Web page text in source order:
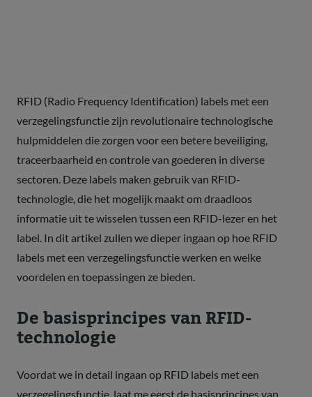
RFID (Radio Frequency Identification) labels met een
verzegelingsfunctie zijn revolutionaire technologische
hulpmiddelen die zorgen voor een betere beveiliging,
traceerbaarheid en controle van goederen in diverse
sectoren. Deze labels maken gebruik van RFID-
technologie, die het mogelijk maakt om draadloos
informatie uit te wisselen tussen een RFID-lezer en het
label. In dit artikel zullen we dieper ingaan op hoe RFID
labels met een verzegelingsfunctie werken en welke
voordelen en toepassingen ze bieden.
De basisprincipes van RFID-
technologie
Voordat we in detail ingaan op RFID labels met een
verzegelingsfunctie, laat me eerst de basisprincipes van